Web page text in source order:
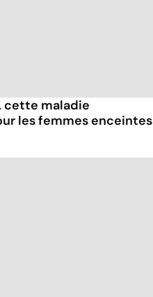
cette maladie
les femmes enceintes